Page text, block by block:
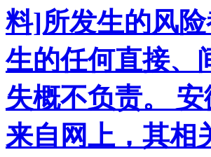
料]所发生的风
生的任何直接、
失概不负责。
来自网上，其相